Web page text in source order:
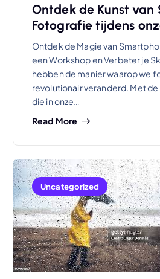
Ontdek de Kunst
Fotografie tijdens
Ontdek de Magie van
een Workshop en Verbeter je
hebben de manier waarop we
revolutionair veranderd. Met
die in onze…
Read More
Uncategorized